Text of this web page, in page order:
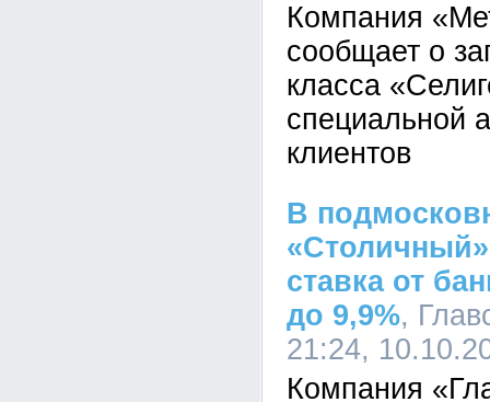
Компания
сообщает о
класса
специальной
клиентов
В
ставка от
до 9,9%,
21:24,
Компания